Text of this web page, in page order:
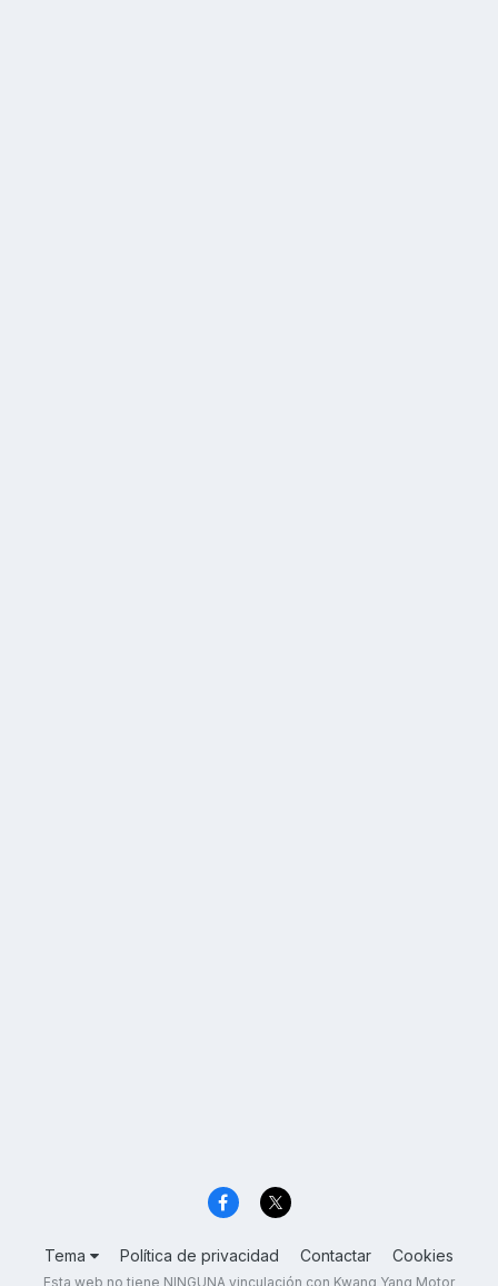
Tema Política de privacidad Contactar Cookies
Esta web no tiene NINGUNA vinculación con Kwang Yang Motor